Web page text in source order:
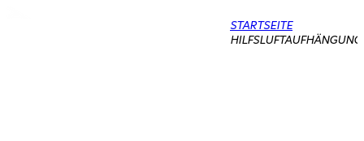
STARTSEITE
HILFSLUFTAUFHÄNGUNG